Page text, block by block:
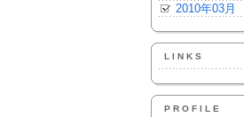
2010年03月
LINKS
PROFILE